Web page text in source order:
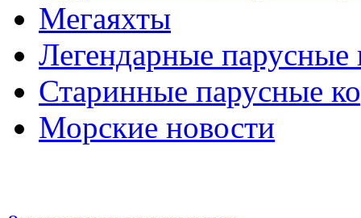
Мегаяхты
Легендарные парусные
Старинные парусные
Морские новости